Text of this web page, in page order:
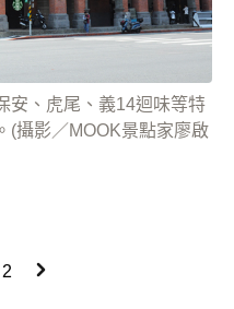
安、虎尾、義14迴味等特
(攝影／MOOK景點家廖啟
2